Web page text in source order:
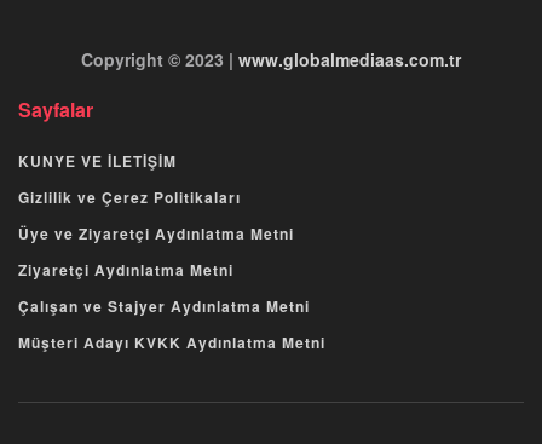
Copyright © 2023 | www.globalmediaas.com.tr
Sayfalar
KUNYE VE İLETİŞİM
Gizlilik ve Çerez Politikaları
Üye ve Ziyaretçi Aydınlatma Metni
Ziyaretçi Aydınlatma Metni
Çalışan ve Stajyer Aydınlatma Metni
Müşteri Adayı KVKK Aydınlatma Metni